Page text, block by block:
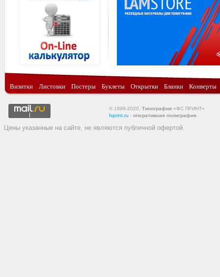
Визитки Листовки Постеры Буклеты Открытки Бланки Конверты
© 1999-2020, Типография «ФС ПРИНТ»
fsprint.ru - оперативная полиграфия
Цены указанные на сайте, не являются публичной офертой.